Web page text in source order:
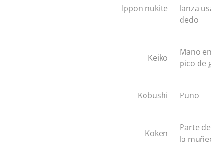
Ippon nukite
lanza
dedo
Keiko
Mano en
pico de
Kobushi Puño
Koken
Parte de
la muñeca